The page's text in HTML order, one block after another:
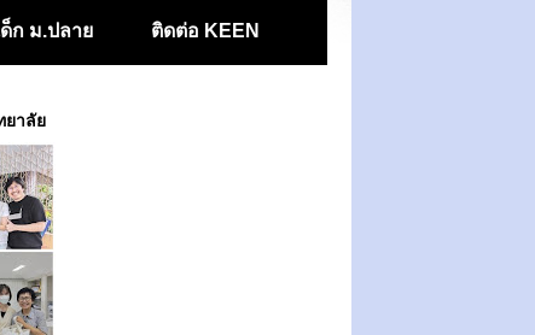
ก ม.ปลาย ติดต่อ KEEN
ยาลัย